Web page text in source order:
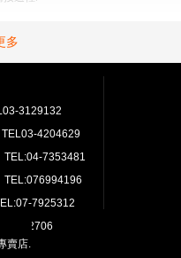
簡單
多
3129132
4204629
7353481
7925312
賣店.